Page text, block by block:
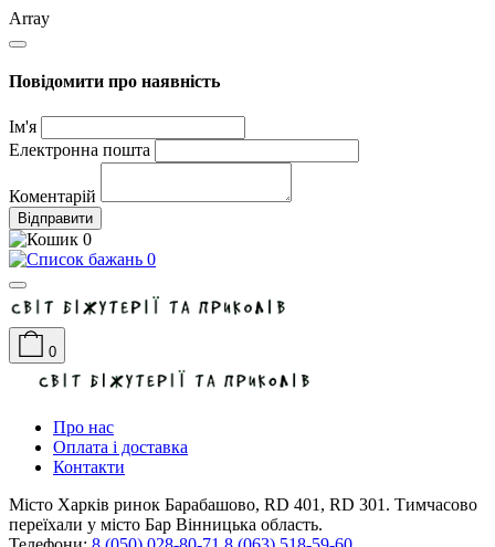
Array
Повідомити про наявність
Ім'я
Електронна пошта
Коментарій
Відправити
0
0
0
Про нас
Оплата і доставка
Контакти
Місто Харків ринок Барабашово, RD 401, RD 301. Тимчасово
переїхали у місто Бар Вінницька область.